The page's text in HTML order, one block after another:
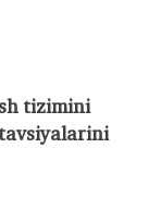
tizimini